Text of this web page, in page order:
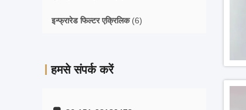
इन्फ्रारेड फिल्टर एक्रिलिक(6)
हमसे संपर्क करें